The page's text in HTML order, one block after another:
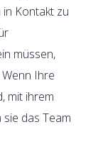
Kontakt zu
müssen,
Ihre
mit ihrem
das Team